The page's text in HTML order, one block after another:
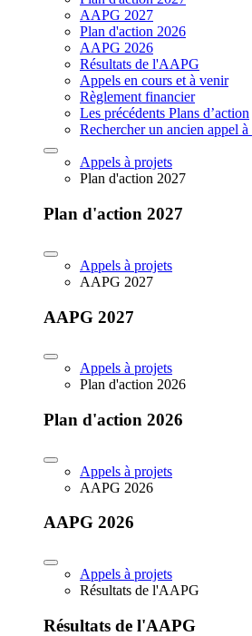
AAPG 2027
Plan d'action 2026
AAPG 2026
Résultats de l'AAPG
Appels en cours et à venir
Règlement financier
Les précédents Plans d’action
Rechercher un ancien appel à
Appels à projets
Plan d'action 2027
Plan d'action 2027
Appels à projets
AAPG 2027
AAPG 2027
Appels à projets
Plan d'action 2026
Plan d'action 2026
Appels à projets
AAPG 2026
AAPG 2026
Appels à projets
Résultats de l'AAPG
Résultats de l'AAPG